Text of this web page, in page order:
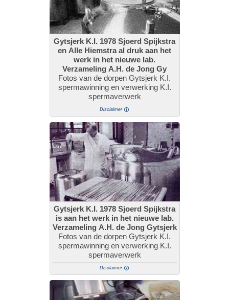
Gytsjerk K.I. 1978 Sjoerd Spijkstra
en Alle Hiemstra al druk aan het
werk in het nieuwe lab.
Verzameling A.H. de Jong Gy
Fotos van de dorpen Gytsjerk K.I.
spermawinning en verwerking K.I.
spermaverwerk
Disclaimer
Gytsjerk K.I. 1978 Sjoerd Spijkstra
is aan het werk in het nieuwe lab.
Verzameling A.H. de Jong Gytsjerk
Fotos van de dorpen Gytsjerk K.I.
spermawinning en verwerking K.I.
spermaverwerk
Disclaimer